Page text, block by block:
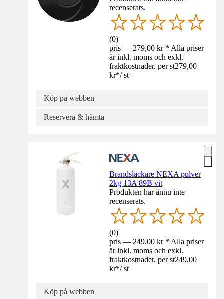
recenserats.
(0)
pris — 279,00 kr * Alla priser
är inkl. moms och exkl.
fraktkostnader. per st279,00
kr*/ st
Köp på webben
Reservera & hämta
Brandsläckare NEXA pulver
2kg 13A 89B vit
Produkten har ännu inte
recenserats.
(0)
pris — 249,00 kr * Alla priser
är inkl. moms och exkl.
fraktkostnader. per st249,00
kr*/ st
Köp på webben